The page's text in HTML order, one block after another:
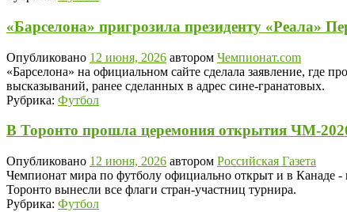
«Барселона» пригрозила президенту «Реала»
Опубликовано 12 июня, 2026 автором Чемпионат.com
«Барселона» на официальном сайте сделала заявление, где
высказываний, ранее сделанных в адрес сине-гранатовых.
Рубрика: Футбол
В Торонто прошла церемония открытия ЧМ-
Опубликовано 12 июня, 2026 автором Российская Газета
Чемпионат мира по футболу официально открыт и в Канаде
Торонто вынесли все флаги стран-участниц турнира.
Рубрика: Футбол